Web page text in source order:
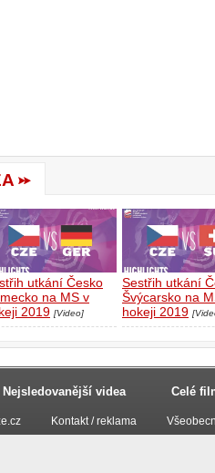
utkání Česko
na MS v
2019 [Video]
Sestřih utkání
Švýcarsko na
hokeji 2019
Nejsledovanější videa Celé
Kontakt / reklama